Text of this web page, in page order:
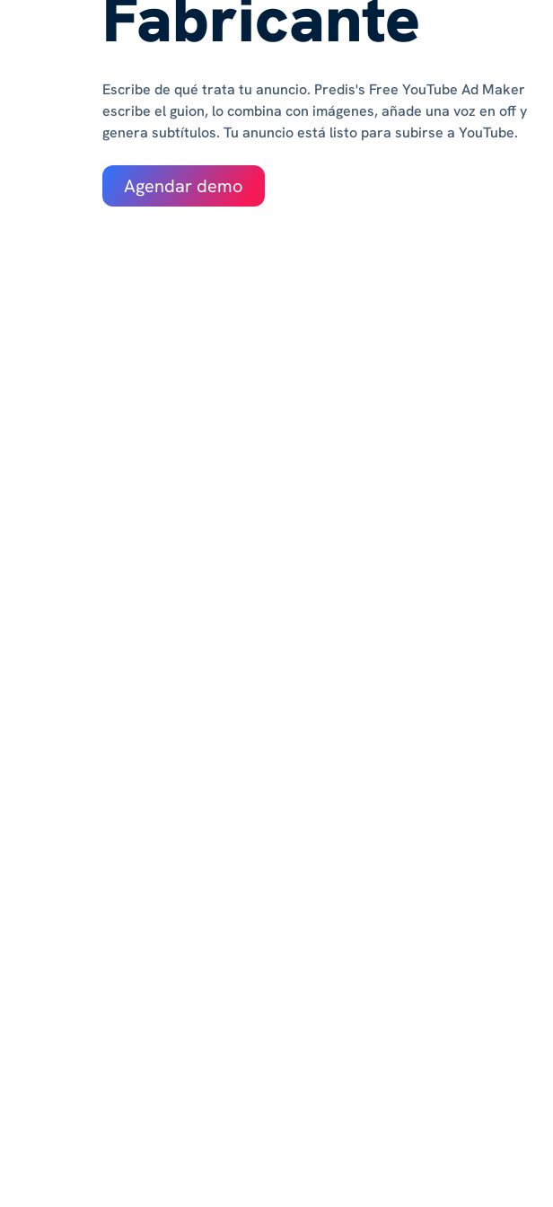
Fabricante
Escribe de qué trata tu anuncio. Predis's Free YouTube Ad Maker
escribe el guion, lo combina con imágenes, añade una voz en off y
genera subtítulos. Tu anuncio está listo para subirse a YouTube.
Agendar demo